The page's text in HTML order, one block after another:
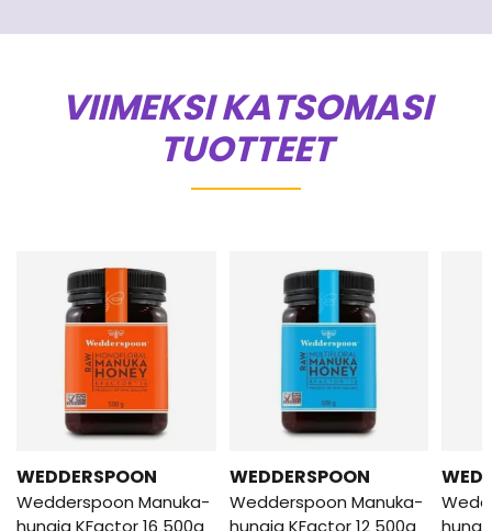
VIIMEKSI KATSOMASI
TUOTTEET
WEDDERSPOON
Wedderspoon Manuka-
hunaja KFactor 16 500g
WEDDERSPOON
Wedderspoon Manuka-
hunaja KFactor 12 500g